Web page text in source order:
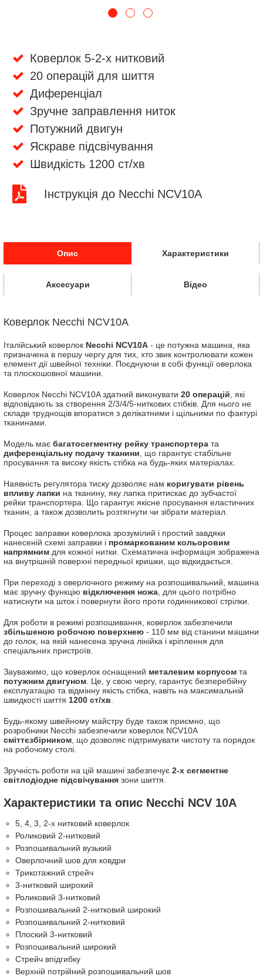
Коверлок 5-2-х нитковий
20 операцій для шиття
Диференціал
Зручне заправлення ниток
Потужний двигун
Яскраве підсвічування
Швидкість 1200 ст/хв
Інструкція до Necchi NCV10A
Опис Характеристики
Аксесуари Відео
Коверлок Necchi NCV10A
Італійський коверлок Necchi NCV10A - це потужна машина, яка
призначена в першу чергу для тих, хто звик контролювати кожен
елемент дії швейної техніки. Поєднуючи в собі функції оверлока
та плоскошовної машини.
Коверлок Necchi NCV10A здатний виконувати 20 операцій , які
відповідають за створення 2/3/4/5-ниткових стібків. Для нього не
складе труднощів впоратися з делікатними і щільними по фактурі
тканинами.
Модель має багатосегментну рейку транспортера та
диференціальну подачу тканини , що гарантує стабільне
просування та високу якість стібка на будь-яких матеріалах.
Наявність регулятора тиску дозволяє нам коригувати рівень
впливу лапки на тканину, яку лапка притискає до зубчастої
рейки транспортера. Що гарантує якісне просування еластичних
тканин, а також дозволить розтягнути чи зібрати матеріал.
Процес заправки коверлока зрозумілий і простий завдяки
нанесеній схемі заправки і промаркованим кольоровим
напрямним для кожної нитки. Схематична інформація зображена
на внутрішній поверхні передньої кришки, що відкидається.
При переході з оверлочного режиму на розпошивальний, машина
має зручну функцію відключення ножа , для цього потрібно
натиснути на шток і повернути його проти годинникової стрілки.
Для роботи в режимі розпошивання, коверлок забезпечили
збільшеною робочою поверхнею - 110 мм від станини машини
до голок, на якій нанесена зручна лінійка і кріплення для
спеціальних пристроїв.
Зауважимо, що коверлок оснащений металевим корпусом та
потужним двигуном . Це, у свою чергу, гарантує безперебійну
експлуатацію та відмінну якість стібка, навіть на максимальній
швидкості шиття 1200 ст/хв
Будь-якому швейному майстру буде також приємно, що
розробники Necchi забезпечили коверлок NCV10A
сміттєзбірником , що дозволяє підтримувати чистоту та порядок
на робочому столі.
Зручність роботи на цій машині забезпечує 2-х сегментне
світлодіодне підсвічування зони шиття.
Характеристики та опис Necchi NCV 10A
5, 4, 3, 2-х нитковий коверлок
Роликовий 2-нитковий
Розпошивальний вузький
Оверлочний шов для ковдри
Трикотажний стрейч
3-нитковий широкий
Роликовий 3-нитковий
Розпошивальний 2-нитковий широкий
Розпошивальний 2-нитковий
Плоский 3-нитковий
Розпошивальний широкий
Стрейч впідгибку
Верхній потрійний розпошивальний шов